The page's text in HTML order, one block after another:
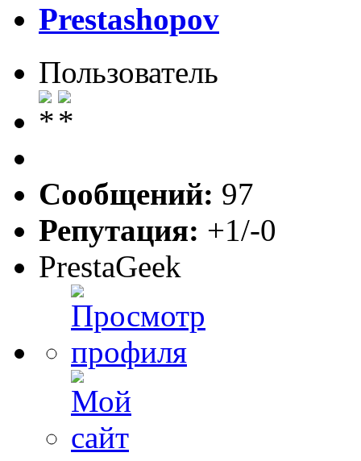
Prestashopov
Пользователь
Сообщений: 97
Репутация: +1/-0
PrestaGeek